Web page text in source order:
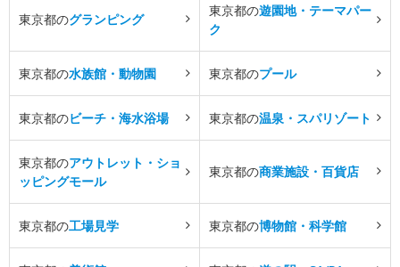
東京都のグランピング
東京都の遊園地・テーマパー
ク
東京都の水族館・動物園 東京都のプール
東京都のビーチ・海水浴場 東京都の温泉・スパリゾート
東京都のアウトレット・ショ
ッピングモール
東京都の商業施設・百貨店
東京都の工場見学 東京都の博物館・科学館